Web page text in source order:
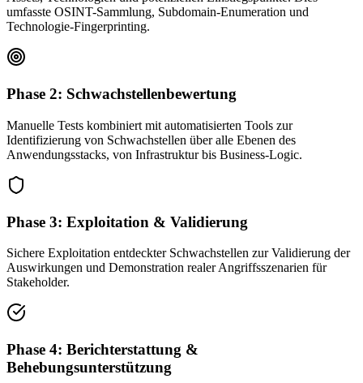
umfasste OSINT-Sammlung, Subdomain-Enumeration und
Technologie-Fingerprinting.
Phase 2: Schwachstellenbewertung
Manuelle Tests kombiniert mit automatisierten Tools zur
Identifizierung von Schwachstellen über alle Ebenen des
Anwendungsstacks, von Infrastruktur bis Business-Logic.
Phase 3: Exploitation & Validierung
Sichere Exploitation entdeckter Schwachstellen zur Validierung der
Auswirkungen und Demonstration realer Angriffsszenarien für
Stakeholder.
Phase 4: Berichterstattung &
Behebungsunterstützung